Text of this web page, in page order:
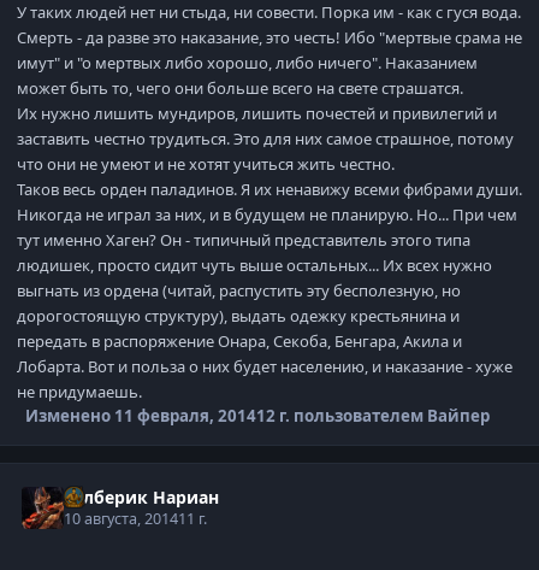
У таких людей нет ни стыда, ни совести. Порка им - как с гуся вода.
Смерть - да разве это наказание, это честь! Ибо "мертвые срама не
имут" и "о мертвых либо хорошо, либо ничего". Наказанием
может быть то, чего они больше всего на свете страшатся.
Их нужно лишить мундиров, лишить почестей и привилегий и
заставить честно трудиться. Это для них самое страшное, потому
что они не умеют и не хотят учиться жить честно.
Таков весь орден паладинов. Я их ненавижу всеми фибрами души.
Никогда не играл за них, и в будущем не планирую. Но... При чем
тут именно Хаген? Он - типичный представитель этого типа
людишек, просто сидит чуть выше остальных... Их всех нужно
выгнать из ордена (читай, распустить эту бесполезную, но
дорогостоящую структуру), выдать одежку крестьянина и
передать в распоряжение Онара, Секоба, Бенгара, Акила и
Лобарта. Вот и польза о них будет населению, и наказание - хуже
не придумаешь.
Изменено 11 февраля, 201412 г. пользователем Вайпер
Рэлберик Нариан
10 августа, 201411 г.